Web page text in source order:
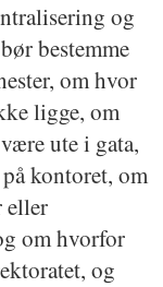
på
effektiv
og
bestemme
om hvor
ligge, om
ute i gata,
kontoret, om
eller
om hvorfor
og